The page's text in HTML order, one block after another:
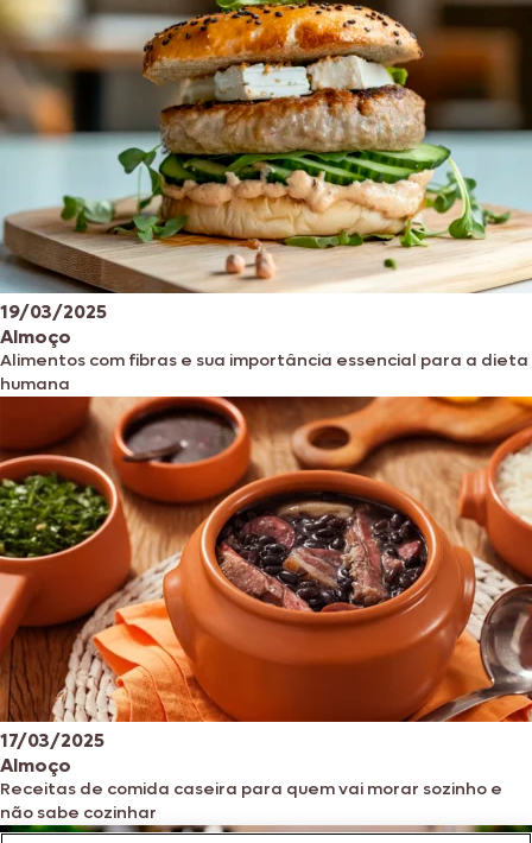
19/03/2025
Almoço
Alimentos com fibras e sua importância essencial para a dieta
humana
17/03/2025
Almoço
Receitas de comida caseira para quem vai morar sozinho e
não sabe cozinhar